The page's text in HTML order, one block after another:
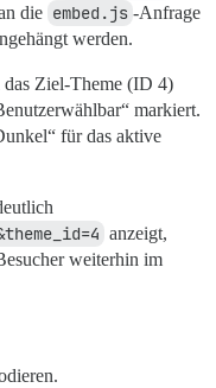
die embed.js -Anfrage
werden.
Ziel-Theme (ID 4)
markiert.
für das aktive
anzeigt,
weiterhin im